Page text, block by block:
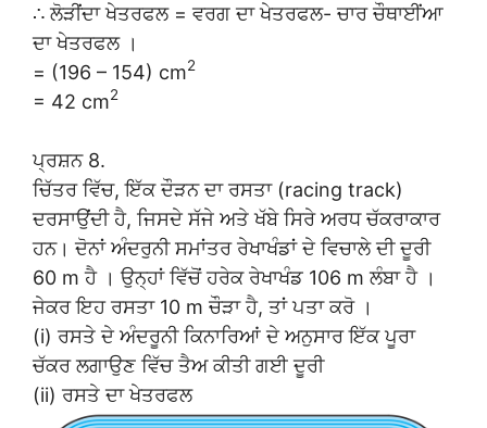
∴ ਲੋੜੀਂਦਾ ਖੇਤਰਫਲ = ਵਰਗ ਦਾ ਖੇਤਰਫਲ- ਚਾਰ ਚੌਥਾਈਂਆ
ਦਾ ਖੇਤਰਫਲ ।
= (196 – 154) cm2
= 42 cm2
ਪ੍ਰਸ਼ਨ 8.
ਚਿੱਤਰ ਵਿੱਚ, ਇੱਕ ਦੌੜਨ ਦਾ ਰਸਤਾ (racing track)
ਦਰਸਾਉਂਦੀ ਹੈ, ਜਿਸਦੇ ਸੱਜੇ ਅਤੇ ਖੱਬੇ ਸਿਰੇ ਅਰਧ ਚੱਕਰਾਕਾਰ
ਹਨ। ਦੋਨਾਂ ਅੰਦਰੁਨੀ ਸਮਾਂਤਰ ਰੇਖਾਖੰਡਾਂ ਦੇ ਵਿਚਾਲੇ ਦੀ ਦੂਰੀ
60 m ਹੈ । ਉਨ੍ਹਾਂ ਵਿੱਚੋਂ ਹਰੇਕ ਰੇਖਾਖੰਡ 106 m ਲੰਬਾ ਹੈ ।
ਜੇਕਰ ਇਹ ਰਸਤਾ 10 m ਚੌੜਾ ਹੈ, ਤਾਂ ਪਤਾ ਕਰੋ ।
(i) ਰਸਤੇ ਦੇ ਅੰਦਰੂਨੀ ਕਿਨਾਰਿਆਂ ਦੇ ਅਨੁਸਾਰ ਇੱਕ ਪੂਰਾ
ਚੱਕਰ ਲਗਾਉਣ ਵਿੱਚ ਤੈਅ ਕੀਤੀ ਗਈ ਦੂਰੀ
(ii) ਰਸਤੇ ਦਾ ਖੇਤਰਫਲ